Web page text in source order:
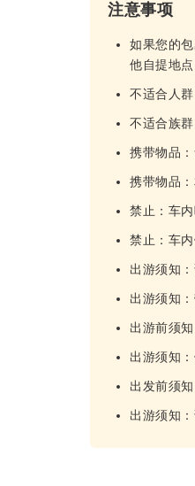
注意事项
如果您的
他自提地点
不适合人
不适合族
携带物品
携带物品
禁止：车
禁止：车
出游须知
出游须知
出游前须
出游须知
出发前须
出游须知